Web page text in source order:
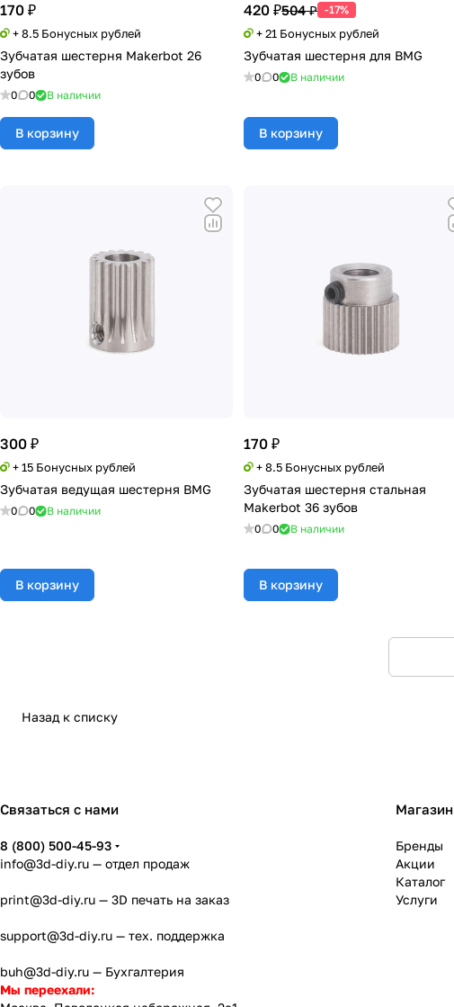
170 ₽
+ 8.5 Бонусных рублей
Зубчатая шестерня Makerbot 26
зубов
0 0 В наличии
В корзину
420 ₽504 ₽ -17%
+ 21 Бонусных рублей
Зубчатая шестерня для BMG
0 0 В наличии
В корзину
300 ₽
+ 15 Бонусных рублей
Зубчатая ведущая шестерня BMG
0 0 В наличии
В корзину
170 ₽
+ 8.5 Бонусных рублей
Зубчатая шестерня стальная
Makerbot 36 зубов
0 0 В наличии
В корзину
Назад к списку
Связаться с нами
8 (800) 500-45-93
info@3d-diy.ru — отдел продаж
print@3d-diy.ru — 3D печать на заказ
support@3d-diy.ru — тех. поддержка
buh@3d-diy.ru — Бухгалтерия
Мы переехали:
Магазин
Бренды
Акции
Каталог
Услуги